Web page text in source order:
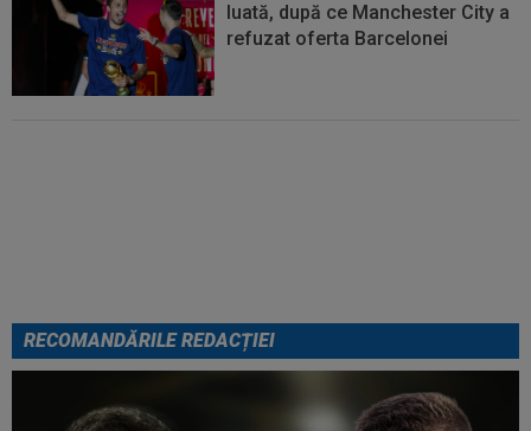
luată, după ce Manchester City a
refuzat oferta Barcelonei
RECOMANDĂRILE REDACȚIEI